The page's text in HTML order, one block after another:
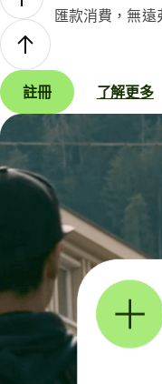
匯款消費，無遠
註冊 了解更多